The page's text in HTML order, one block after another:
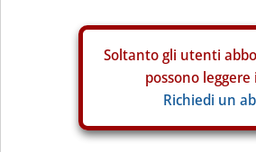
Soltanto gli utenti
possono
Richiedi un